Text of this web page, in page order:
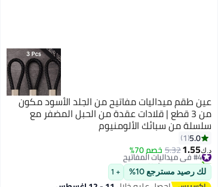
عين طقم ميداليات مفاتيح من الجلد الأسود مكون
من 3 قطع | قلادات عقدة من الحبل المضفر مع
سلسلة من سبائك الألومنيوم
5.0
1
د.ك‏1.55
5.32خصم 70% #4 في ميداليات المفاتيح
تم بيع +20 مؤخرًا
#4 في ميداليات المفاتيح
لك رصيد مسترجع 10% + 1